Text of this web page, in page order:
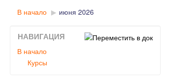
В начало ▶︎ июня 2026
НАВИГАЦИЯ
В начало
Курсы